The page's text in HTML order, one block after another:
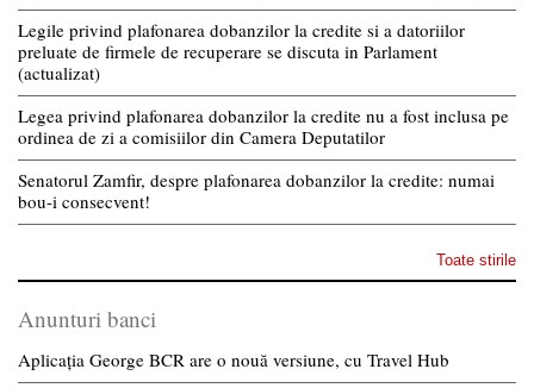
Legile privind plafonarea dobanzilor la credite si a datoriilor
preluate de firmele de recuperare se discuta in Parlament
(actualizat)
Legea privind plafonarea dobanzilor la credite nu a fost inclusa pe
ordinea de zi a comisiilor din Camera Deputatilor
Senatorul Zamfir, despre plafonarea dobanzilor la credite: numai
bou-i consecvent!
Toate stirile
Anunturi banci
Aplicația George BCR are o nouă versiune, cu Travel Hub